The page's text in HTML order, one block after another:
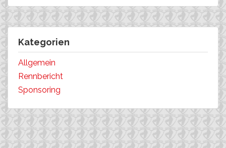
Kategorien
Allgemein
Rennbericht
Sponsoring